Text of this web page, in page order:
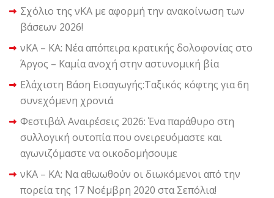
Σχόλιο της νΚΑ με αφορμή την ανακοίνωση των
βάσεων 2026!
νΚΑ – ΚΑ: Νέα απόπειρα κρατικής δολοφονίας στο
Άργος – Καμία ανοχή στην αστυνομική βία
Ελάχιστη Βάση Εισαγωγής:Ταξικός κόφτης για 6η
συνεχόμενη χρονιά
Φεστιβάλ Αναιρέσεις 2026: Ένα παράθυρο στη
συλλογική ουτοπία που ονειρευόμαστε και
αγωνιζόμαστε να οικοδομήσουμε
νΚΑ – ΚΑ: Να αθωωθούν οι διωκόμενοι από την
πορεία της 17 Νοέμβρη 2020 στα Σεπόλια!